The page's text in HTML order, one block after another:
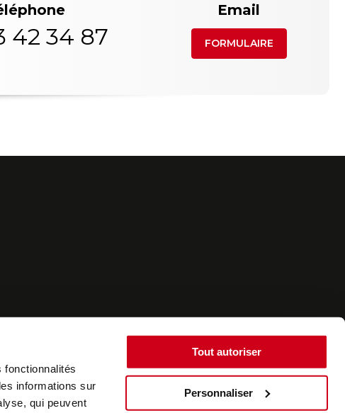
fonctionnalités
informations sur
qui peuvent
Tout autoriser
Personnaliser
42 34 87
Email
FORMULAIRE